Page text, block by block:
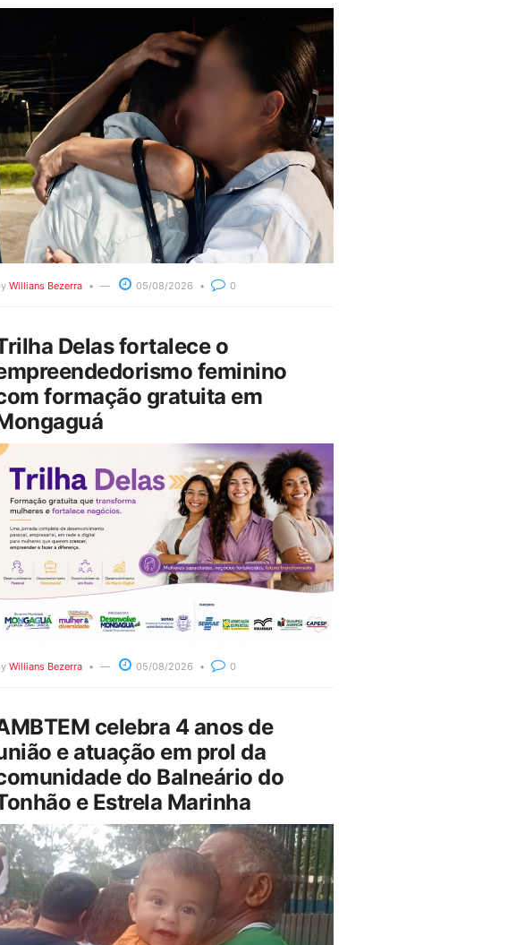
Willians Bezerra 05/08/2026 0
Delas fortalece o
feminino
formação gratuita em
Willians Bezerra 05/08/2026 0
celebra 4 anos de
e atuação em prol da
do Balneário do
e Estrela Marinha